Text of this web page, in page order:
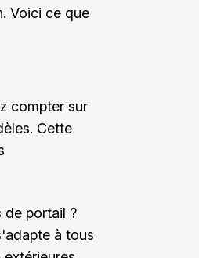
Voici ce que
compter sur
Cette
de portail ?
à tous